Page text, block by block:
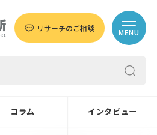
リサーチのご相談 MENU
コラム インタビュー